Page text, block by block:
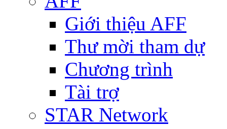
Giới thiệu AFF
Thư mời tham dự
Chương trình
Tài trợ
STAR Network